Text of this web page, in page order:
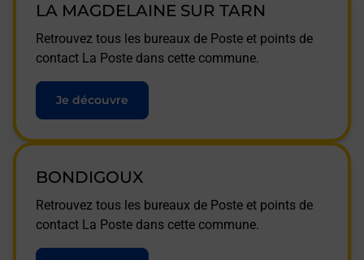
LA MAGDELAINE SUR TARN
Retrouvez tous les bureaux de Poste et points de
contact La Poste dans cette commune.
Je découvre
BONDIGOUX
Retrouvez tous les bureaux de Poste et points de
contact La Poste dans cette commune.